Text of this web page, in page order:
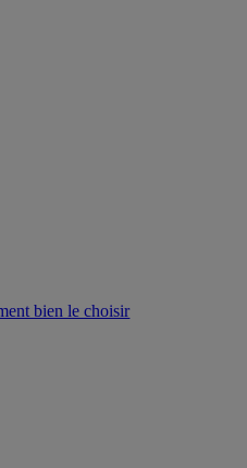
bien le choisir